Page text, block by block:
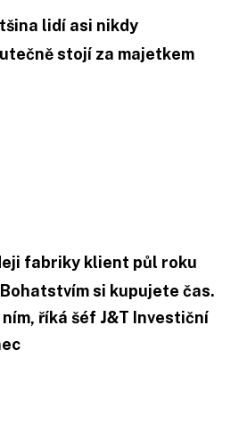
lidí asi nikdy
stojí za majetkem
fabriky klient půl roku
si kupujete čas.
říká šéf J&T Investiční